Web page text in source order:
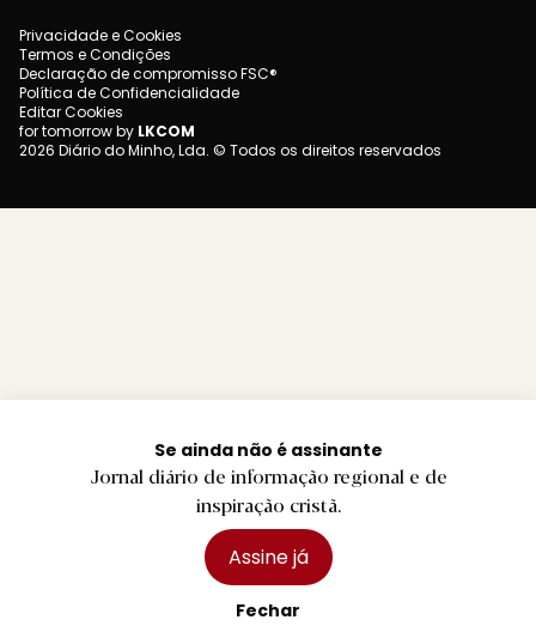
Se ainda não é assinante
Jornal diário de informação regional e de
inspiração cristã.
Assine já
Fechar
Privacidade e Cookies
Termos e Condições
Declaração de compromisso FSC®
Política de Confidencialidade
Editar Cookies
for tomorrow by LKCOM
2026 Diário do Minho, Lda. © Todos os direitos reservados